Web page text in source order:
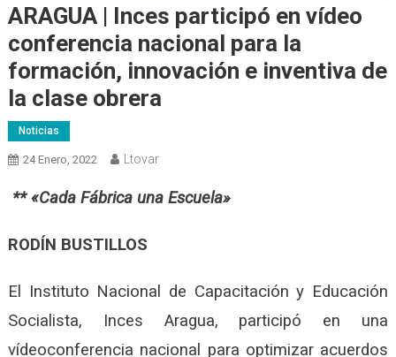
ARAGUA | Inces participó en vídeo
conferencia nacional para la
formación, innovación e inventiva de
la clase obrera
Noticias
24 Enero, 2022 Ltovar
** «Cada Fábrica una Escuela»
RODÍN BUSTILLOS
El Instituto Nacional de Capacitación y Educación
Socialista, Inces Aragua, participó en una
vídeoconferencia nacional para optimizar acuerdos